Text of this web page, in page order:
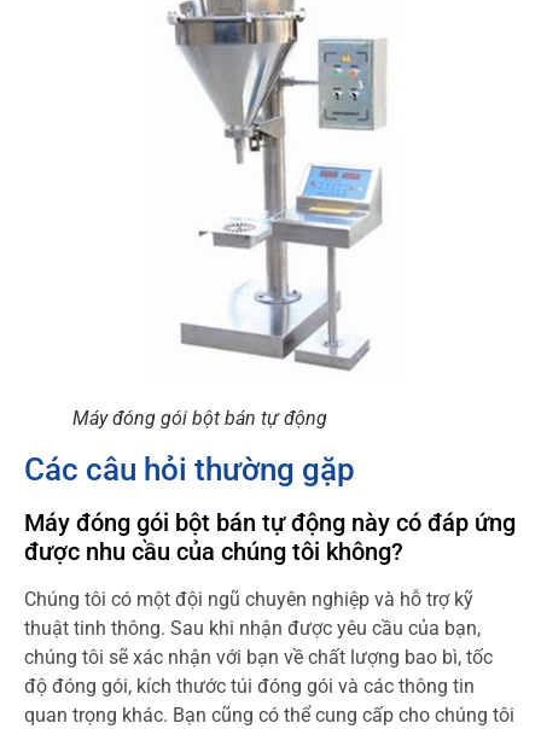
Máy đóng gói bột bán tự động
Các câu hỏi thường gặp
Máy đóng gói bột bán tự động này có đáp ứng
được nhu cầu của chúng tôi không?
Chúng tôi có một đội ngũ chuyên nghiệp và hỗ trợ kỹ
thuật tinh thông. Sau khi nhận được yêu cầu của bạn,
chúng tôi sẽ xác nhận với bạn về chất lượng bao bì, tốc
độ đóng gói, kích thước túi đóng gói và các thông tin
quan trọng khác. Bạn cũng có thể cung cấp cho chúng tôi